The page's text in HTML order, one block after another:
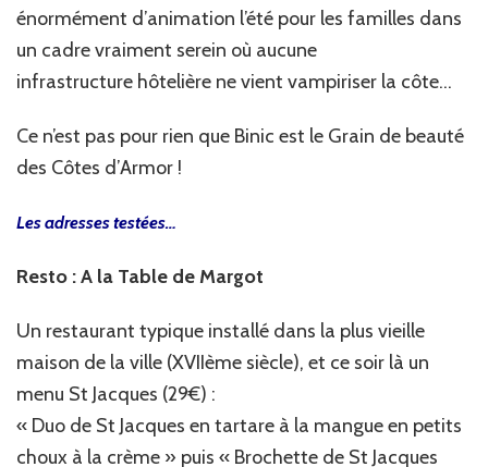
énormément d’animation l’été pour les familles dans
un cadre vraiment serein où aucune
infrastructure hôtelière ne vient vampiriser la côte…
Ce n’est pas pour rien que Binic est le Grain de beauté
des Côtes d’Armor !
Les adresses testées…
Resto : A la Table de Margot
Un restaurant typique installé dans la plus vieille
maison de la ville (XVIIème siècle), et ce soir là un
menu St Jacques (29€) :
« Duo de St Jacques en tartare à la mangue en petits
choux à la crème » puis « Brochette de St Jacques